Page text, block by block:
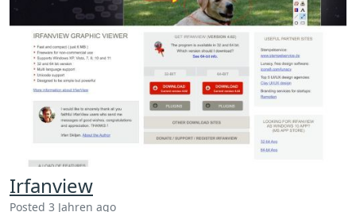
Irfanview
Posted 3 Jahren ago